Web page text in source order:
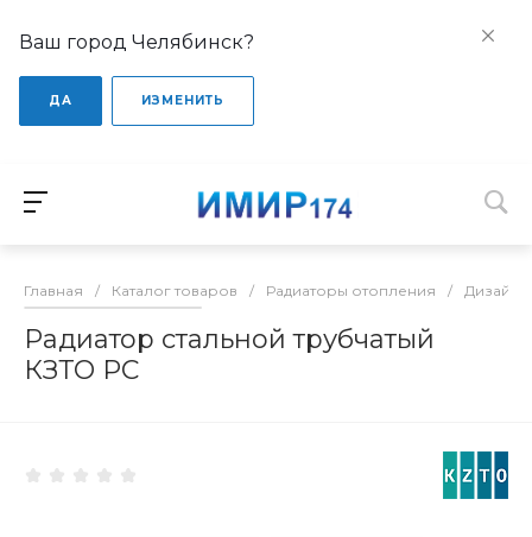
Ваш город Челябинск?
ДА ИЗМЕНИТЬ
Главная / Каталог товаров / Радиаторы отопления /
Радиатор стальной трубчатый
КЗТО РС